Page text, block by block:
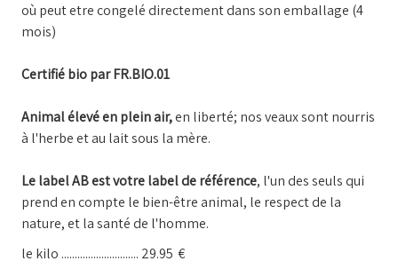
où peut etre congelé directement dans son emballage (4
mois)
Certifié bio par FR.BIO.01
Animal élevé en plein air,en liberté; nos veaux sont nourris
à l'herbe et au lait sous la mère.
Le label AB est votre label de référence, l'un des seuls qui
prend en compte le bien-être animal, le respect de la
nature, et la santé de l'homme.
le kilo ............................. 29.95 €